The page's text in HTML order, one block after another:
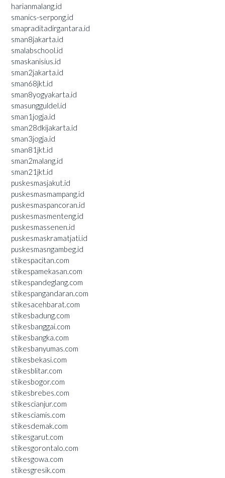
harianmalang.id
smanics-serpong.id
smapraditadirgantara.id
sman8jakarta.id
smalabschool.id
smaskanisius.id
sman2jakarta.id
sman68jkt.id
sman8yogyakarta.id
smasungguldel.id
sman1jogja.id
sman28dkijakarta.id
sman3jogja.id
sman81jkt.id
sman2malang.id
sman21jkt.id
puskesmasjakut.id
puskesmasmampang.id
puskesmaspancoran.id
puskesmasmenteng.id
puskesmassenen.id
puskesmaskramatjati.id
puskesmasngambeg.id
stikespacitan.com
stikespamekasan.com
stikespandeglang.com
stikespangandaran.com
stikesacehbarat.com
stikesbadung.com
stikesbanggai.com
stikesbangka.com
stikesbanyumas.com
stikesbekasi.com
stikesblitar.com
stikesbogor.com
stikesbrebes.com
stikescianjur.com
stikesciamis.com
stikesdemak.com
stikesgarut.com
stikesgorontalo.com
stikesgowa.com
stikesgresik.com